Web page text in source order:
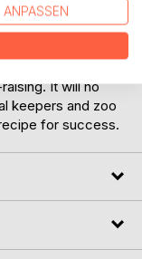
breeding is
This report
the past 35
It will no
keepers and zoo
for success.
ANPASSEN